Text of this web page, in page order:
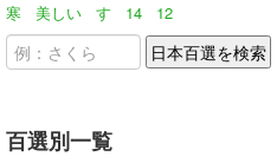
寒 美しい す 14 12
百選別一覧